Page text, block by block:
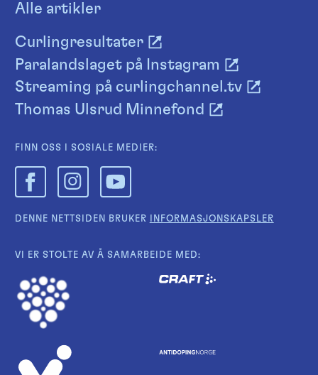
Alle artikler
Curlingresultater
Paralandslaget på Instagram
Streaming på curlingchannel.tv
Thomas Ulsrud Minnefond
FINN OSS I SOSIALE MEDIER:
DENNE NETTSIDEN BRUKER INFORMASJONSKAPSLER
VI ER STOLTE AV Å SAMARBEIDE MED: